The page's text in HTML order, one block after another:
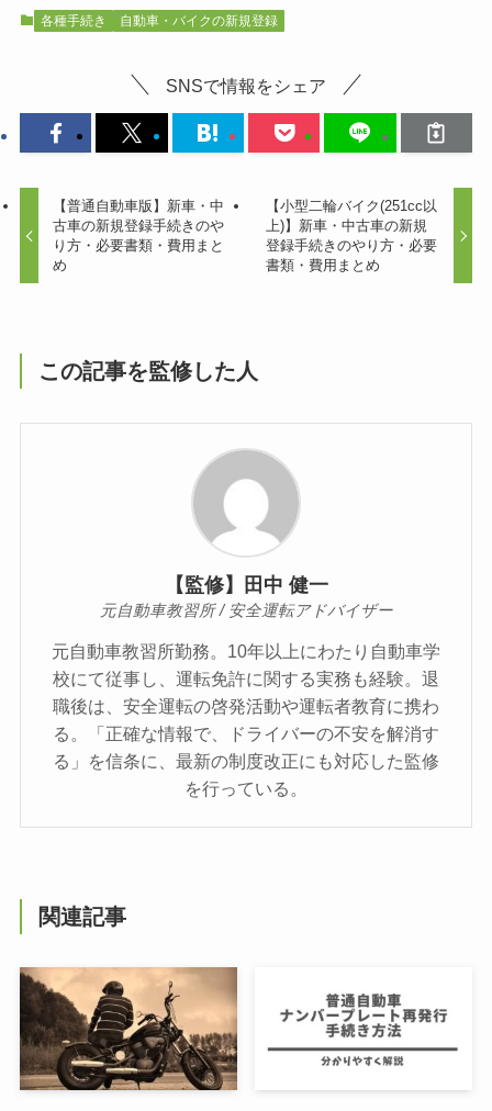
各種手続き 自動車・バイクの新規登録
SNSで情報をシェア
【普通自動車版】新車・中
古車の新規登録手続きのや
り方・必要書類・費用まと
め
【小型二輪バイク(251cc以
上)】新車・中古車の新規
登録手続きのやり方・必要
書類・費用まとめ
この記事を監修した人
【監修】田中 健一
元自動車教習所 / 安全運転アドバイザー
元自動車教習所勤務。10年以上にわたり自動車学
校にて従事し、運転免許に関する実務も経験。退
職後は、安全運転の啓発活動や運転者教育に携わ
る。「正確な情報で、ドライバーの不安を解消す
る」を信条に、最新の制度改正にも対応した監修
を行っている。
関連記事